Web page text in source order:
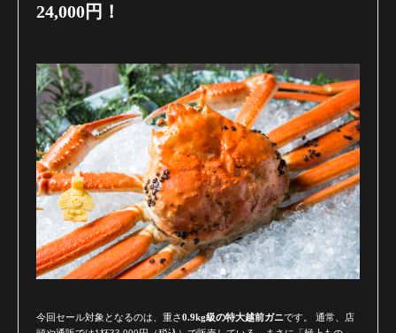
24,000円！
今回セール対象となるのは、重さ0.9kg級の特大越前ガニです。 通常、店